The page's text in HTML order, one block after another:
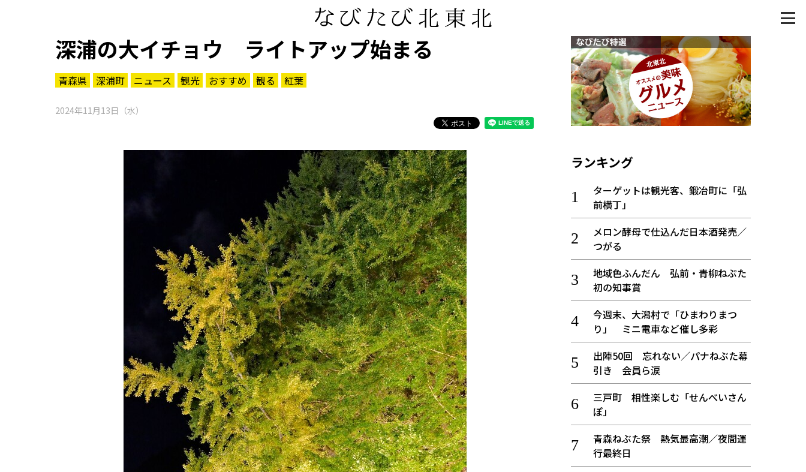
深浦の大イチョウ ライトアップ始まる
青森県 深浦町 ニュース 観光 おすすめ 観る 紅葉
2024年11月13日（水）
ランキング
ターゲットは観光客、鍛冶町に「弘
前横丁」
メロン酵母で仕込んだ日本酒発売／
つがる
地域色ふんだん 弘前・青柳ねぷた
初の知事賞
今週末、大潟村で「ひまわりまつ
り」 ミニ電車など催し多彩
出陣50回 忘れない／パナねぶた幕
引き 会員ら涙
三戸町 相性楽しむ「せんべいさん
ぽ」
青森ねぶた祭 熱気最高潮／夜間運
行最終日